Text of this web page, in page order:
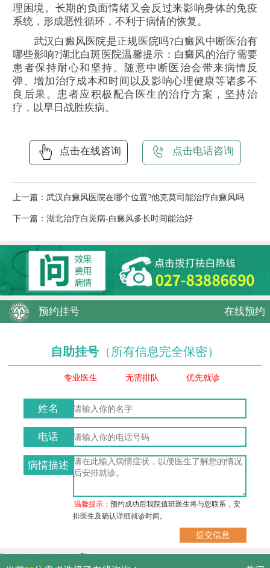
理困境。长期的负面情绪又会反过来影响身体的免疫
系统，形成恶性循环，不利于病情的恢复。
武汉白癜风医院是正规医院吗?白癜风中断医治有
哪些影响?湖北白斑医院温馨提示：白癜风的治疗需要
患者保持耐心和坚持。随意中断医治会带来病情反
弹、增加治疗成本和时间以及影响心理健康等诸多不
良后果。患者应积极配合医生的治疗方案，坚持治
疗，以早日战胜疾病。
点击在线咨询 点击电话咨询
上一篇： 武汉白癜风医院在哪个位置?他克莫司能治疗白癜风吗
下一篇： 湖北治疗白斑病-白癜风多长时间能治好
预约挂号 在线预约
自助挂号 （所有信息完全保密）
专业医生 无需排队 优先就诊
姓名
电话
病情描述
温馨提示：预约成功后我院值班医生将与您联系，安
排医生及确认详细就诊时间。